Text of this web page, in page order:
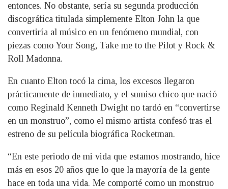
entonces. No obstante, sería su segunda producción
discográfica titulada simplemente Elton John la que
convertiría al músico en un fenómeno mundial, con
piezas como Your Song, Take me to the Pilot y Rock &
Roll Madonna.
En cuanto Elton tocó la cima, los excesos llegaron
prácticamente de inmediato, y el sumiso chico que nació
como Reginald Kenneth Dwight no tardó en “convertirse
en un monstruo”, como el mismo artista confesó tras el
estreno de su película biográfica Rocketman.
“En este periodo de mi vida que estamos mostrando, hice
más en esos 20 años que lo que la mayoría de la gente
hace en toda una vida. Me comporté como un monstruo